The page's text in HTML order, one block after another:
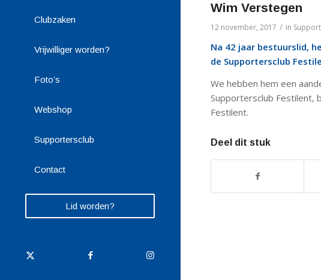
Clubzaken
Vrijwilliger worden?
Foto’s
Webshop
Supportersclub
Contact
Lid worden?
Wim Verstegen
12 november, 2017 / in
Na 42 jaar bestuurslid,
de Supportersclub
We hebben hem een
Supportersclub Festilent,
Festilent.
Deel dit stuk